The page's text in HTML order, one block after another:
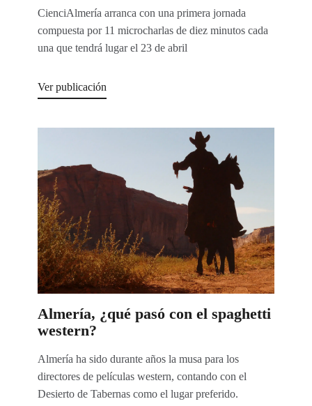
CienciAlmería arranca con una primera jornada
compuesta por 11 microcharlas de diez minutos cada
una que tendrá lugar el 23 de abril
Ver publicación
Almería, ¿qué pasó con el spaghetti
western?
Almería ha sido durante años la musa para los
directores de películas western, contando con el
Desierto de Tabernas como el lugar preferido.